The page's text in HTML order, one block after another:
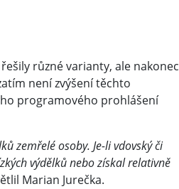
různé varianty, ale nakonec
není zvýšení těchto
programového prohlášení
zemřelé osoby. Je-li vdovský či
výdělků nebo získal relativně
Marian Jurečka.